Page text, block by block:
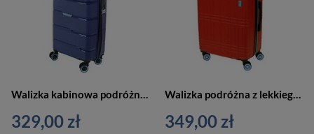
Walizka kabinowa podróżna z materiału unisex Dielle 170 50 BL mała granatowa
329,00 zł
Walizka podróżna z lekkiego materiału unisex Dielle 130 60 średnia czerwona
349,00 zł